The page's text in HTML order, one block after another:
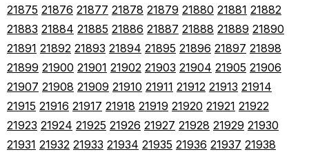
21875 21876 21877 21878 21879 21880 21881 21882
21883 21884 21885 21886 21887 21888 21889 21890
21891 21892 21893 21894 21895 21896 21897 21898
21899 21900 21901 21902 21903 21904 21905 21906
21907 21908 21909 21910 21911 21912 21913 21914
21915 21916 21917 21918 21919 21920 21921 21922
21923 21924 21925 21926 21927 21928 21929 21930
21931 21932 21933 21934 21935 21936 21937 21938